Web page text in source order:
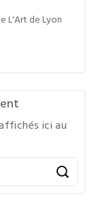
L'Art de Lyon
ici au